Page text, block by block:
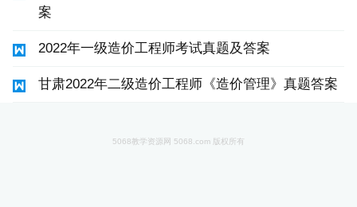
案
2022年一级造价工程师考试真题及答案
甘肃2022年二级造价工程师《造价管理》真题答案
5068教学资源网 5068.com 版权所有